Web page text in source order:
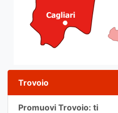
Trovoio
Promuovi Trovoio: ti